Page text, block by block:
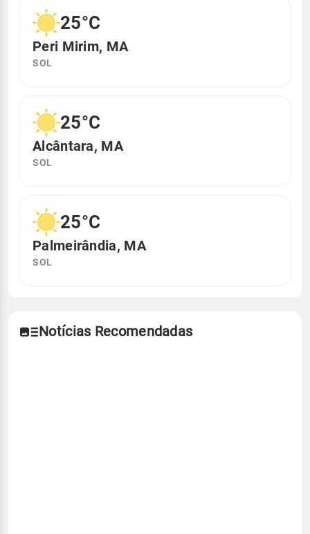
25°C
Peri Mirim, MA
SOL
25°C
Alcântara, MA
SOL
25°C
Palmeirândia, MA
SOL
Notícias Recomendadas